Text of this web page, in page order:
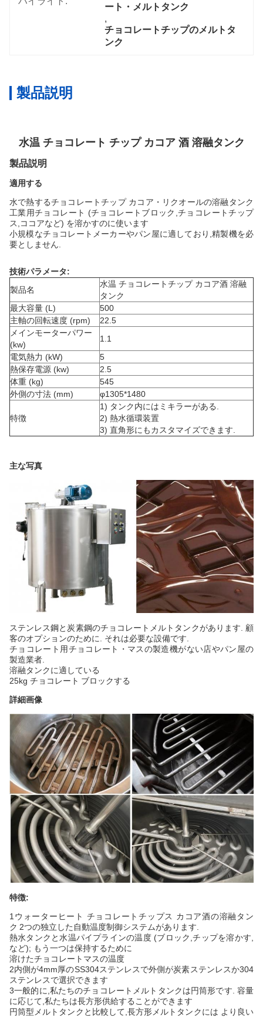
ート・メルトタンク
,
チョコレートチップのメルトタ
ンク
製品説明
水温 チョコレート チップ カコア 酒 溶融タンク
製品説明
適用する
水で熱するチョコレートチップ カコア・リクオールの溶融タンク
工業用チョコレート (チョコレートブロック,チョコレートチップ
ス,ココアなど) を溶かすのに使います
小規模なチョコレートメーカーやパン屋に適しており,精製機を必
要としません.
技術パラメータ:
製品名
水温 チョコレートチップ カコア酒 溶融
タンク
最大容量 (L)
500
主軸の回転速度 (rpm)
22.5
メインモーターパワー
(kw)
1.1
電気熱力 (kW)
5
熱保存電源 (kw)
2.5
体重 (kg)
545
外側の寸法 (mm)
φ1305*1480
特徴
1) タンク内にはミキラーがある.
2) 熱水循環装置
3) 直角形にもカスタマイズできます.
主な写真
ステンレス鋼と炭素鋼のチョコレートメルトタンクがあります. 顧
客のオプションのために. それは必要な設備です.
チョコレート用チョコレート・マスの製造機がない店やパン屋の
製造業者.
溶融タンクに適している
25kg チョコレート ブロックする
詳細画像
特徴:
1ウォーターヒート チョコレートチップス カコア酒の溶融タン
ク 2つの独立した自動温度制御システムがあります.
熱水タンクと水温パイプラインの温度 (ブロック,チップを溶かす,
など); もう一つは保持するために
溶けたチョコレートマスの温度
2内側が4mm厚のSS304ステンレスで外側が炭素ステンレスか304
ステンレスで選択できます
3一般的に,私たちのチョコレートメルトタンクは円筒形です. 容量
に応じて,私たちは長方形供給することができます
円筒型メルトタンクと比較して,長方形メルトタンクには より良い